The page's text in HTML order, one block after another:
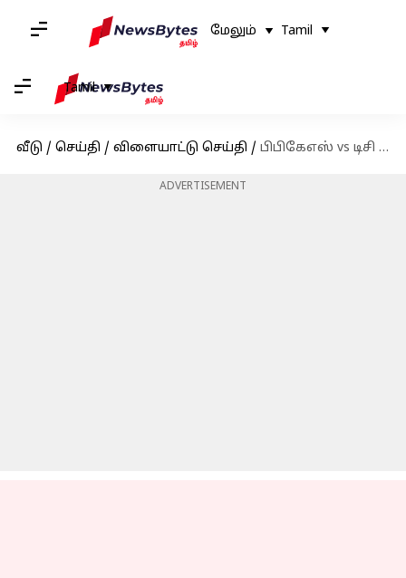
மேலும் Tamil
Tamil
வீடு / செய்தி / விளையாட்டு செய்தி / பிபிகேஎஸ் vs டிசி : டாஸ் வென்ற பஞ்சாப் கிங்ஸ் முதலில் பந்துவீச முடிவு!
ADVERTISEMENT